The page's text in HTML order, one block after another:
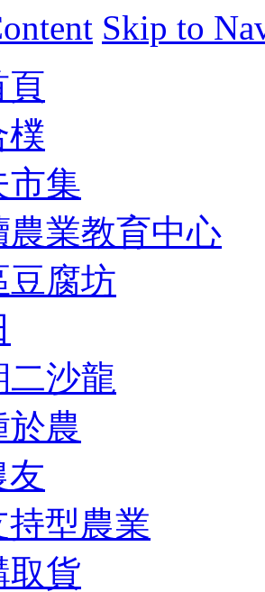
Skip to
頁
樸
市集
農業教育中心
豆腐坊
二沙龍
於農
友
型農業
取貨